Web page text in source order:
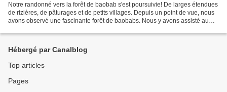
Notre randonné vers la forêt de baobab s'est poursuivie! De larges étendues
de rizières, de pâturages et de petits villages. Depuis un point de vue, nous
avons observé une fascinante forêt de baobabs. Nous y avons assisté au
Hébergé par Canalblog
Top articles
Pages